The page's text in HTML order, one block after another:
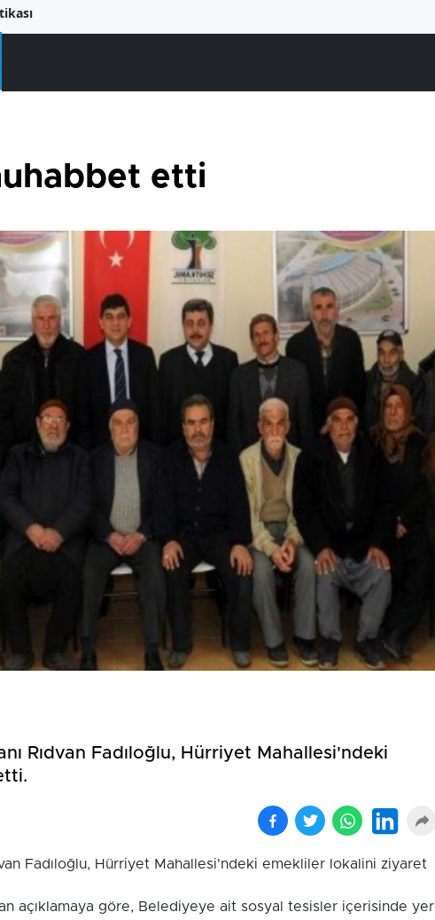
etti
Rıdvan Fadıloğlu, Hürriyet Mahallesi'ndeki
Fadıloğlu, Hürriyet Mahallesi'ndeki emekliler lokalini ziyaret
açıklamaya göre, Belediyeye ait sosyal tesisler içerisinde yer
Birçok uyku hastalığının
tan...
En ucuz sigara 120 TL, en
pa...